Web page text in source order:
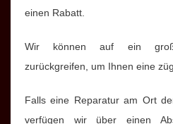
einen Rabatt.
Wir können auf ein
zurückgreifen, um Ihnen eine
Falls eine Reparatur am Ort
verfügen wir über einen